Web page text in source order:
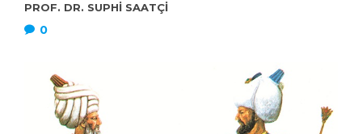
PROF. DR. SUPHI SAATÇI
0